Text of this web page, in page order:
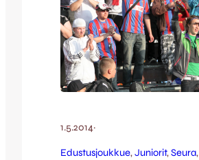
1.5.2014·
Edustusjoukkue, Juniorit, Seura,